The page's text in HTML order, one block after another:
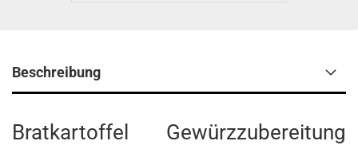
Beschreibung
Bratkartoffel Gewürzzubereitung